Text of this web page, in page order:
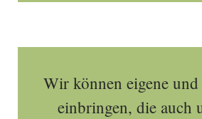
Wir können eigene und
einbringen, die auch